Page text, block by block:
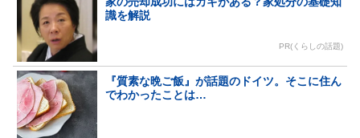
識を解説
PR(くらしの話題)
『質素な晩ご飯』が話題のドイツ。そこに住ん
でわかったことは…